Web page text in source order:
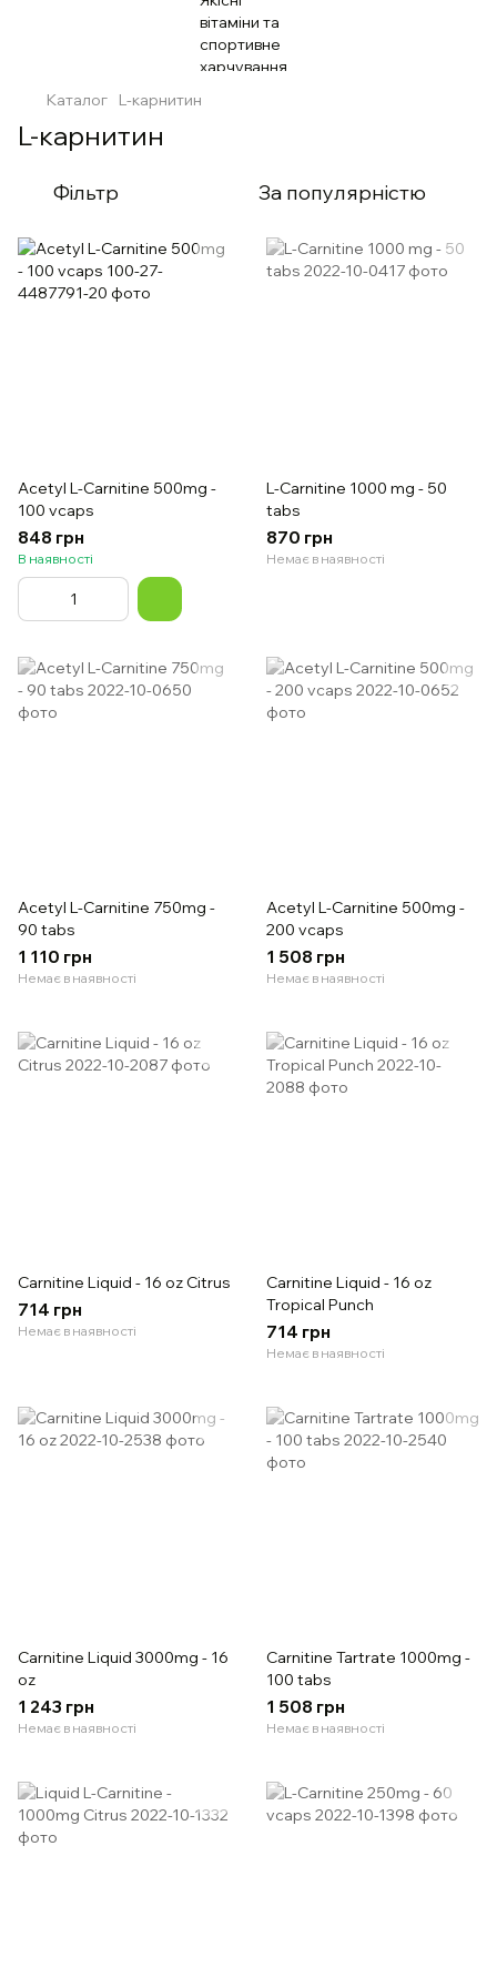
Каталог L-карнитин
L-карнитин
Фільтр За популярністю
Acetyl L-Carnitine 500mg -
100 vcaps
848 грн
В наявності
L-Carnitine 1000 mg - 50
tabs
870 грн
Немає в наявності
Acetyl L-Carnitine 750mg -
90 tabs
1 110 грн
Немає в наявності
Acetyl L-Carnitine 500mg -
200 vcaps
1 508 грн
Немає в наявності
Carnitine Liquid - 16 oz Citrus
714 грн
Немає в наявності
Carnitine Liquid - 16 oz
Tropical Punch
714 грн
Немає в наявності
Carnitine Liquid 3000mg - 16
oz
1 243 грн
Немає в наявності
Carnitine Tartrate 1000mg -
100 tabs
1 508 грн
Немає в наявності